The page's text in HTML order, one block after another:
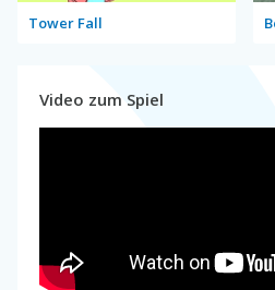
Tower Fall
Video zum Spiel